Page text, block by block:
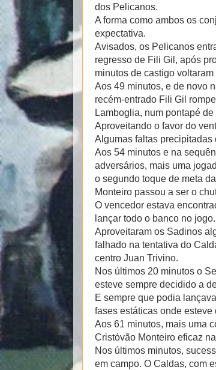
dos Pelicanos.
A forma como ambos os
expectativa.
Avisados, os Pelicanos
regresso de Fili Gil, após
minutos de castigo
Aos 49 minutos, e de novo
recém-entrado Fili Gil
Lamboglia, num pontapé
Aproveitando o favor do
Algumas faltas
Aos 54 minutos e na
adversários, mais uma
o segundo toque de meta
Monteiro passou a ser o
O vencedor estava
lançar todo o banco no jogo.
Aproveitaram os Sadinos
falhado na tentativa do
centro Juan Trivino.
Nos últimos 20 minutos o
esteve sempre decidido a
E sempre que podia
fases estáticas onde esteve
Aos 61 minutos, mais uma
Cristóvão Monteiro eficaz
Nos últimos minutos,
em campo. O Caldas, com